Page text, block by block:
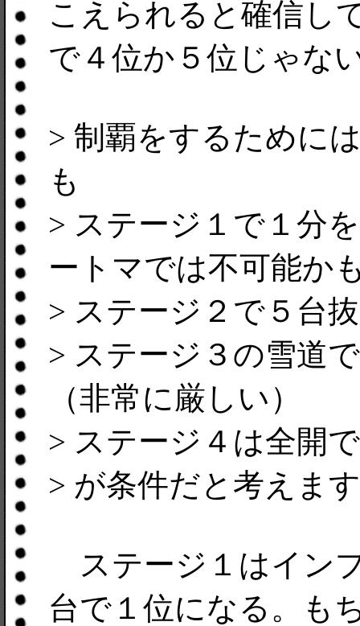
こえられると確信し
で４位か５位じゃな
> 制覇をするために
も
> ステージ１で１分
ートマでは不可能か
> ステージ２で５台
> ステージ３の雪道
（非常に厳しい）
> ステージ４は全開
> が条件だと考えま
ステージ１はイン
台で１位になる。も